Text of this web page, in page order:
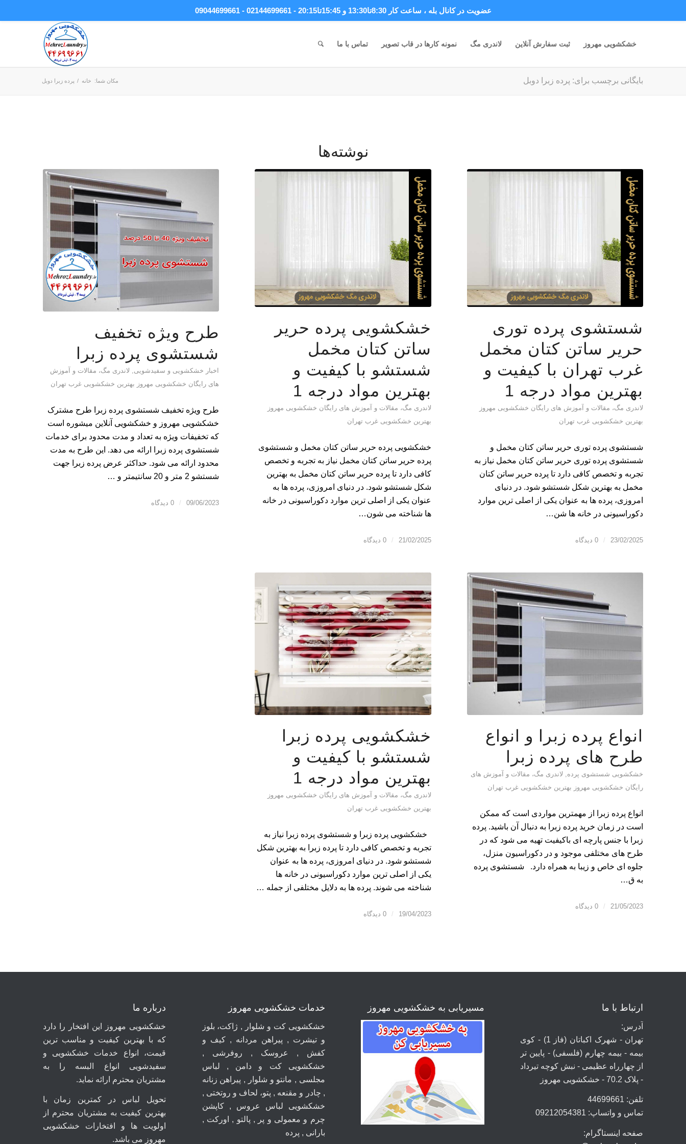
خشکشویی مهروز ثبت سفارش آنلاین لاندری مگ نمونه کارها در قاب تصویر تماس با ما
بایگانی برچسب برای: پرده زبرا دوبل مکان شما: خانه / پرده زبرا دوبل
نوشته‌ها
شستشوی پرده توری
حریر ساتن کتان مخمل
غرب تهران با کیفیت و
بهترین مواد درجه 1
لاندری مگ، مقالات و آموزش های رایگان خشکشویی مهروز
بهترین خشکشویی غرب تهران
شستشوی پرده توری حریر ساتن کتان مخمل و
شستشوی پرده توری حریر ساتن کتان مخمل نیاز به
تجربه و تخصص کافی دارد تا پرده حریر ساتن کتان
مخمل به بهترین شکل شستشو شود. در دنیای
امروزی، پرده ها به عنوان یکی از اصلی ترین موارد
دکوراسیونی در خانه ها شن…
23/02/2025
/ 0 دیدگاه
خشکشویی پرده حریر
ساتن کتان مخمل
شستشو با کیفیت و
بهترین مواد درجه 1
لاندری مگ، مقالات و آموزش های رایگان خشکشویی مهروز
بهترین خشکشویی غرب تهران
خشکشویی پرده حریر ساتن کتان مخمل و شستشوی
پرده حریر ساتن کتان مخمل نیاز به تجربه و تخصص
کافی دارد تا پرده حریر ساتن کتان مخمل به بهترین
شکل شستشو شود. در دنیای امروزی، پرده ها به
عنوان یکی از اصلی ترین موارد دکوراسیونی در خانه
ها شناخته می شون…
21/02/2025
/ 0 دیدگاه
طرح ویژه تخفیف
شستشوی پرده زبرا
اخبار خشکشویی و سفیدشویی
لاندری مگ، مقالات و آموزش
های رایگان خشکشویی مهروز بهترین خشکشویی غرب تهران
طرح ویژه تخفیف شستشوی پرده زبرا طرح مشترک
خشکشویی مهروز و خشکشویی آنلاین میشوره است
که تخفیفات ویژه به تعداد و مدت محدود برای خدمات
شستشوی پرده زبرا ارائه می دهد. این طرح به مدت
محدود ارائه می شود. حداکثر عرض پرده زبرا جهت
شستشو 2 متر و 20 سانتیمتر و …
09/06/2023
/ 0 دیدگاه
انواع پرده زبرا و انواع
طرح های پرده زبرا
خشکشویی شستشوی پرده, لاندری مگ، مقالات و آموزش های
رایگان خشکشویی مهروز بهترین خشکشویی غرب تهران
انواع پرده زبرا از مهمترین مواردی است که ممکن
است در زمان خرید پرده زبرا به دنبال آن باشید. پرده
زبرا با جنس پارچه ای باکیفیت تهیه می شود که در
طرح های مختلفی موجود و در دکوراسیون منزل،
جلوه ای خاص و زیبا به همراه دارد. شستشوی پرده
به ق…
21/05/2023
/ 0 دیدگاه
خشکشویی پرده زبرا
شستشو با کیفیت و
بهترین مواد درجه 1
لاندری مگ، مقالات و آموزش های رایگان خشکشویی مهروز
بهترین خشکشویی غرب تهران
خشکشویی پرده زبرا و شستشوی پرده زبرا نیاز به
تجربه و تخصص کافی دارد تا پرده زبرا به بهترین شکل
شستشو شود. در دنیای امروزی، پرده ها به عنوان
یکی از اصلی ترین موارد دکوراسیونی در خانه ها
شناخته می شوند. پرده ها به دلایل مختلفی از جمله …
19/04/2023
/ 0 دیدگاه
ارتباط با ما
آدرس:
تهران - شهرک اکباتان (فاز 1) - کوی
بیمه - بیمه چهارم (فلسفی) - پایین تر
از چهارراه عظیمی - نبش کوچه تیرداد
- پلاک 70.2 - خشکشویی مهروز
تلفن: 44699661
تماس و واتساپ: 09212054381
صفحه اینستاگرام:
مسیریابی به خشکشویی مهروز خدمات خشکشویی مهروز
خشکشویی کت و شلوار , ژاکت، بلوز
و تیشرت , پیراهن مردانه , کیف و
کفش , عروسک , روفرشی ,
خشکشویی کت و دامن , لباس
مجلسی , مانتو و شلوار , پیراهن زنانه
, چادر و مقنعه , پتو، لحاف و روتختی ,
خشکشویی لباس عروس , کاپشن
چرم و معمولی و پر , پالتو , اورکت ,
بارانی , پرده
درباره ما
خشکشویی مهروز این افتخار را دارد
که با بهترین کیفیت و مناسب ترین
قیمت، انواع خدمات خشکشویی و
سفیدشویی انواع البسه را به
مشتریان محترم ارائه نماید.
تحویل لباس در کمترین زمان با
بهترین کیفیت به مشتریان محترم از
اولویت ها و افتخارات خشکشویی
مهروز می باشد.
عضویت در کانال بله ، ساعت کار 8:30تا13:30 و 15:45تا20:15 - 02144699661 - 09044699661